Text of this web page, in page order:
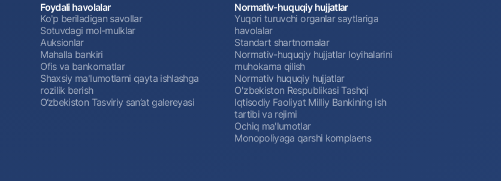
Foydali havolalar
Ko'p beriladigan savollar
Sotuvdagi mol-mulklar
Auksionlar
Mahalla bankiri
Ofis va bankomatlar
Shaxsiy ma'lumotlarni qayta ishlashga
rozilik berish
O‘zbekiston Tasviriy san’at galereyasi
Normativ-huquqiy hujjatlar
Yuqori turuvchi organlar saytlariga
havolalar
Standart shartnomalar
Normativ-huquqiy hujjatlar loyihalarini
muhokama qilish
Normativ huquqiy hujjatlar
O'zbekiston Respublikasi Tashqi
Iqtisodiy Faoliyat Milliy Bankining ish
tartibi va rejimi
Ochiq ma'lumotlar
Monopoliyaga qarshi komplaens